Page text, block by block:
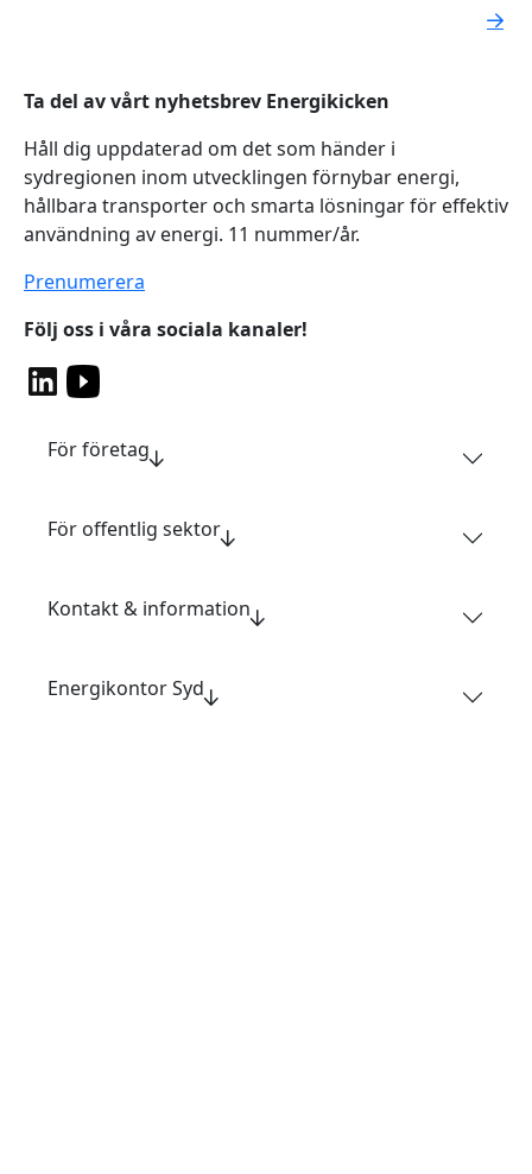
Ta del av vårt nyhetsbrev Energikicken
Håll dig uppdaterad om det som händer i
sydregionen inom utvecklingen förnybar energi,
hållbara transporter och smarta lösningar för effektiv
användning av energi. 11 nummer/år.
Prenumerera
Följ oss i våra sociala kanaler!
För företag
För offentlig sektor
Kontakt & information
Energikontor Syd